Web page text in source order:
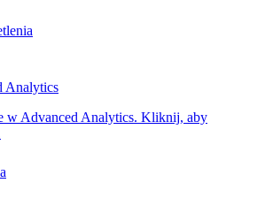
Analytics
w Advanced Analytics. Kliknij, aby